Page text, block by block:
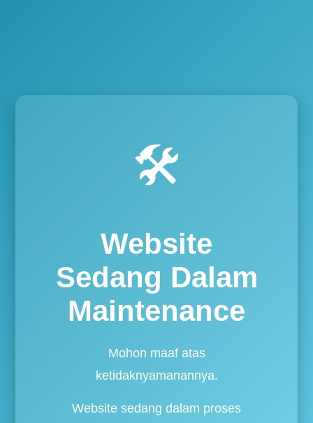
🛠️
Website
Sedang Dalam
Maintenance
Mohon maaf atas
ketidaknyamanannya.
Website sedang dalam proses